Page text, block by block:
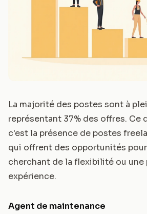
La majorité des postes sont à
représentant 37% des offres. Ce
c'est la présence de postes
qui offrent des opportunités
cherchant de la flexibilité ou une
expérience.
Agent de maintenance